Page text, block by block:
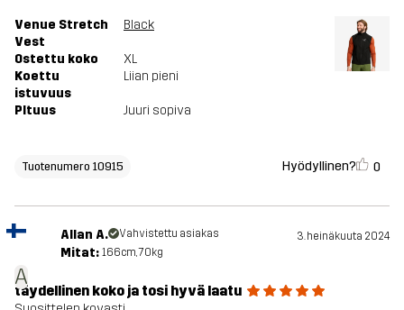
Venue Stretch
Vest
Black
Ostettu koko
XL
Koettu
istuvuus
Liian pieni
PItuus Juuri sopiva
Tuotenumero 10915 Hyödyllinen? 0
A
Allan A. Vahvistettu asiakas 3. heinäkuuta 2024
Mitat: 166cm, 70kg
täydellinen koko ja tosi hyvä laatu